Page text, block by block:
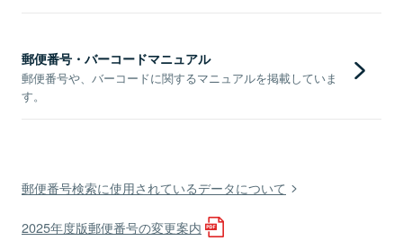
郵便番号・バーコードマニュアル
郵便番号や、バーコードに関するマニュアルを掲載していま
す。
郵便番号検索に使用されているデータについて
2025年度版郵便番号の変更案内